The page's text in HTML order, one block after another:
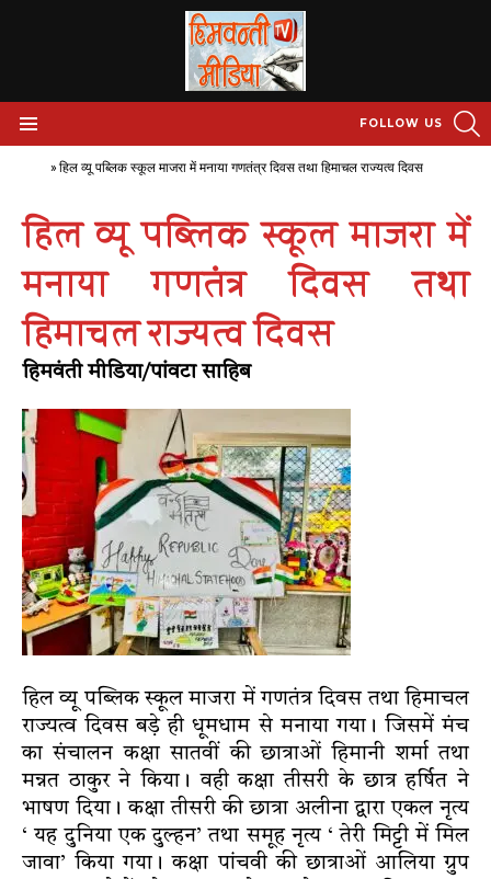
FOLLOW US
» हिल व्यू पब्लिक स्कूल माजरा में मनाया गणतंत्र दिवस तथा हिमाचल राज्यत्व दिवस
हिल व्यू पब्लिक स्कूल माजरा में
मनाया गणतंत्र दिवस तथा
हिमाचल राज्यत्व दिवस
हिमवंती मीडिया/पांवटा साहिब
हिल व्यू पब्लिक स्कूल माजरा में गणतंत्र दिवस तथा हिमाचल
राज्यत्व दिवस बड़े ही धूमधाम से मनाया गया। जिसमें मंच
का संचालन कक्षा सातवीं की छात्राओं हिमानी शर्मा तथा
मन्नत ठाकुर ने किया। वही कक्षा तीसरी के छात्र हर्षित ने
भाषण दिया। कक्षा तीसरी की छात्रा अलीना द्वारा एकल नृत्य
‘ यह दुनिया एक दुल्हन’ तथा समूह नृत्य ‘ तेरी मिट्टी में मिल
जावा’ किया गया। कक्षा पांचवी की छात्राओं आलिया ग्रुप